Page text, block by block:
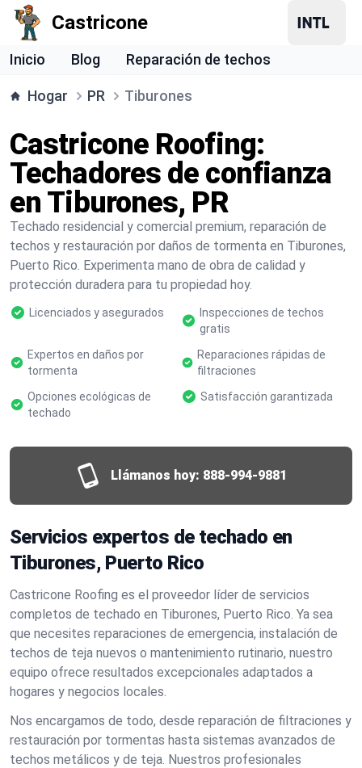
Castricone
Inicio Blog Reparación de techos
Hogar PR Tiburones
Castricone Roofing:
Techadores de confianza
en Tiburones, PR
Techado residencial y comercial premium, reparación de
techos y restauración por daños de tormenta en Tiburones,
Puerto Rico. Experimenta mano de obra de calidad y
protección duradera para tu propiedad hoy.
Licenciados y asegurados
Inspecciones de techos
gratis
Expertos en daños por
tormenta
Reparaciones rápidas de
filtraciones
Opciones ecológicas de
techado
Satisfacción garantizada
Llámanos hoy: 888-994-9881
Servicios expertos de techado en
Tiburones, Puerto Rico
Castricone Roofing es el proveedor líder de servicios
completos de techado en Tiburones, Puerto Rico. Ya sea
que necesites reparaciones de emergencia, instalación de
techos de teja nuevos o mantenimiento rutinario, nuestro
equipo ofrece resultados excepcionales adaptados a
hogares y negocios locales.
Nos encargamos de todo, desde reparación de filtraciones y
restauración por tormentas hasta sistemas avanzados de
techos metálicos y de teja. Nuestros profesionales